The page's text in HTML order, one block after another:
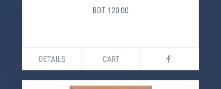
BDT 120.00
DETAILS CART